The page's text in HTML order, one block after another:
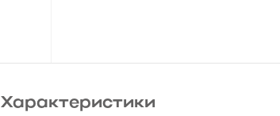
Характеристики